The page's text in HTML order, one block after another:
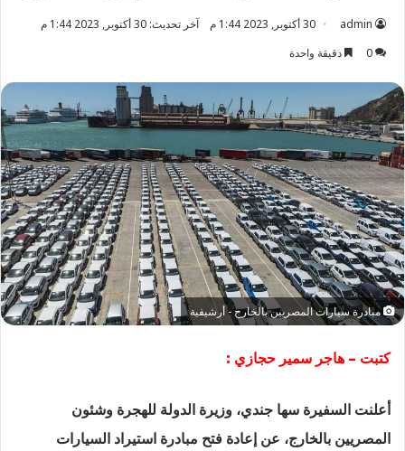
admin 30 أكتوبر, 2023 1:44 م
آخر تحديث: 30 أكتوبر, 2023 1:44 م
0
دقيقة واحدة
مبادرة سيارات المصريين بالخارج - أرشيفية
كتبت – هاجر سمير حجازي :
أعلنت السفيرة سها جندي، وزيرة الدولة للهجرة وشئون
المصريين بالخارج، عن إعادة فتح مبادرة استيراد السيارات